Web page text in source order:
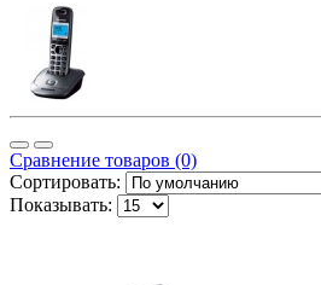
Сравнение товаров (0)
Сортировать:
Показывать: